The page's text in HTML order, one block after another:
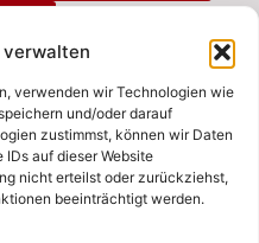
verwalten
verwenden wir Technologien wie
und/oder darauf
zustimmst, können wir Daten
auf dieser Website
nicht erteilst oder zurückziehst,
beeinträchtigt werden.
uns an!